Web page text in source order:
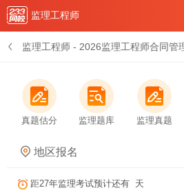
监理工程师
监理工程师 - 2026监理工程师合同管
真题估分 监理题库 监理真题
地区报名
距27年监理考试预计还有 天